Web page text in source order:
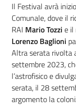
Il Festival avrà
Comunale, dove il
RAI Mario Tozzi e il
Lorenzo Baglioni
Altra serata rivolta
settembre 2023,
l’astrofisico e
serata, il 28
argomento la